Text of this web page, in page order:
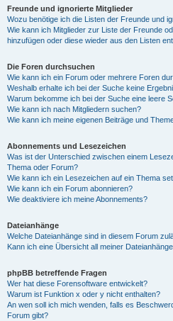
e
o
Freunde und ignorierte Mitglieder
Wozu benötige ich die Listen der Freunde und
Wie kann ich Mitglieder zur Liste der Freunde
hinzufügen oder diese wieder aus den Listen
Die Foren durchsuchen
Wie kann ich ein Forum oder mehrere Foren
Weshalb erhalte ich bei der Suche keine
Warum bekomme ich bei der Suche eine leere
Wie kann ich nach Mitgliedern suchen?
Wie kann ich meine eigenen Beiträge und
Abonnements und Lesezeichen
Was ist der Unterschied zwischen einem
Thema oder Forum?
Wie kann ich ein Lesezeichen auf ein Thema
Wie kann ich ein Forum abonnieren?
Wie deaktiviere ich meine Abonnements?
Dateianhänge
Welche Dateianhänge sind in diesem Forum
Kann ich eine Übersicht all meiner
phpBB betreffende Fragen
Wer hat diese Forensoftware entwickelt?
Warum ist Funktion x oder y nicht enthalten?
An wen soll ich mich wenden, falls es
Forum gibt?